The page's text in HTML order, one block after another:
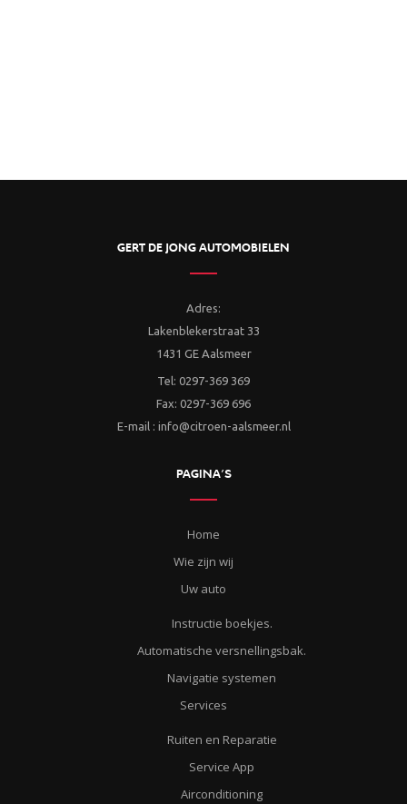
GERT DE JONG AUTOMOBIELEN
Adres:
Lakenblekerstraat 33
1431 GE Aalsmeer
Tel: 0297-369 369
Fax: 0297-369 696
E-mail : info@citroen-aalsmeer.nl
PAGINA’S
Home
Wie zijn wij
Uw auto
Instructie boekjes.
Automatische versnellingsbak.
Navigatie systemen
Services
Ruiten en Reparatie
Service App
Airconditioning